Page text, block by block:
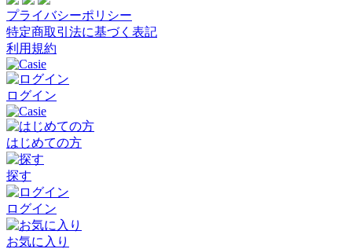
プライバシーポリシー
特定商取引法に基づく表記
利用規約
ログイン
はじめての方
探す
ログイン
お気に入り